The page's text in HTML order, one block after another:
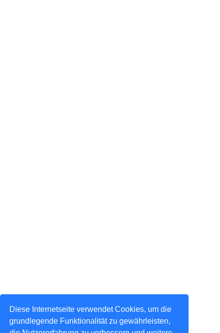
Diese Internetseite verwendet Cookies, um die
grundlegende Funktionalität zu gewährleisten,